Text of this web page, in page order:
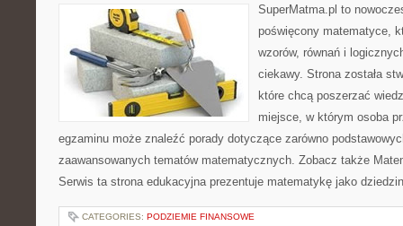
SuperMatma.pl to
poświęcony matematyce,
wzorów, równań i
ciekawy. Strona została
które chcą poszerzać
miejsce, w którym osoba
egzaminu może znaleźć porady dotyczące zarówno
zaawansowanych tematów matematycznych. Zobacz także
Serwis ta strona edukacyjna prezentuje matematykę jako
CATEGORIES: PODZIEMIE FINANSOWE